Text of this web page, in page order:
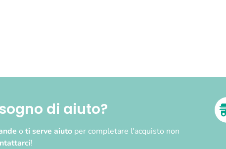
di aiuto?
o ti serve aiuto per completare l'acquisto non
!